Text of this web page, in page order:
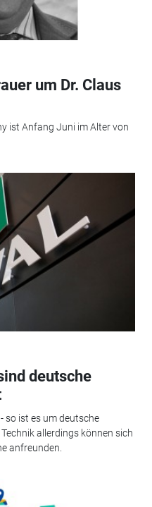
um Dr. Claus
ist Anfang Juni im Alter von
deutsche
so ist es um deutsche
allerdings können sich
anfreunden.